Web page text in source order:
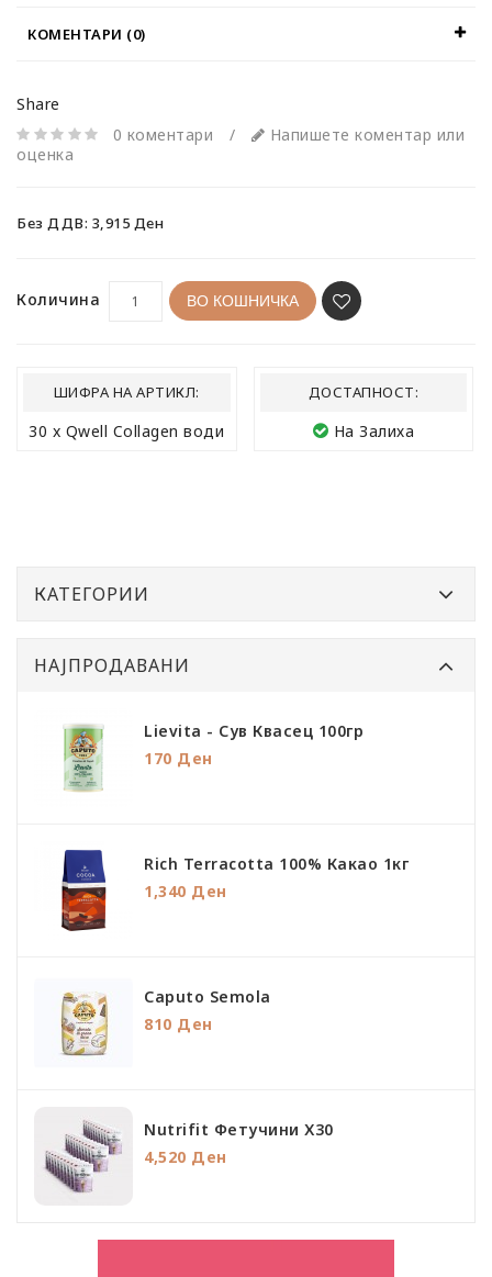
КОМЕНТАРИ (0)
Share
0 коментари
/
Напишете коментар или
оценка
Без ДДВ: 3,915 Ден
Количина ВО КОШНИЧКА
ШИФРА НА АРТИКЛ:
30 x Qwell Collagen води
ДОСТАПНОСТ:
На Залиха
КАТЕГОРИИ
НАЈПРОДАВАНИ
Lievita - Сув Квасец 100гр
170 Ден
Rich Terracotta 100% Какао 1кг
1,340 Ден
Caputo Semola
810 Ден
Nutrifit Фетучини Х30
4,520 Ден